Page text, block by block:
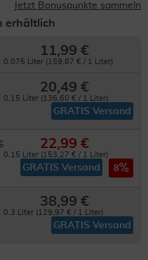
Jetzt Bonuspunkte sammeln
erhältlich
11,99 €
0.075 Liter (159,87 € / 1 Liter)
20,49 €
0.15 Liter (136,60 € / 1 Liter)
GRATIS Versand
22,99 €
0.15 Liter (153,27 € / 1 Liter)
GRATIS Versand 8
38,99 €
0.3 Liter (129,97 € / 1 Liter)
GRATIS Versand